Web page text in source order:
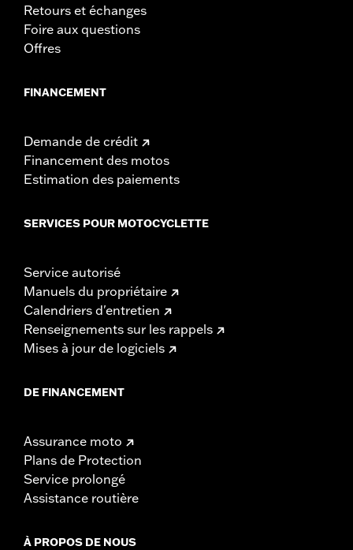
Retours et échanges
Foire aux questions
Offres
FINANCEMENT
Demande de crédit
Financement des motos
Estimation des paiements
SERVICES POUR MOTOCYCLETTE
Service autorisé
Manuels du propriétaire
Calendriers d'entretien
Renseignements sur les rappels
Mises à jour de logiciels
DE FINANCEMENT
Assurance moto
Plans de Protection
Service prolongé
Assistance routière
À PROPOS DE NOUS